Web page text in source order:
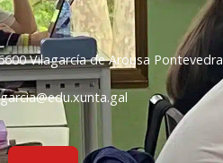
Vilagarcía de Arousa Pontevedra